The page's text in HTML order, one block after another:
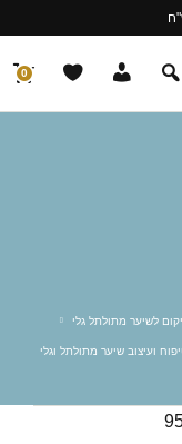
0
לשיער מתולתל גלי